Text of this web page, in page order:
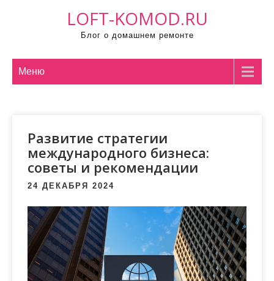
LOFT-KOMOD.RU
Блог о домашнем ремонте
Меню
Развитие стратегии
международного бизнеса:
советы и рекомендации
24 ДЕКАБРЯ 2024